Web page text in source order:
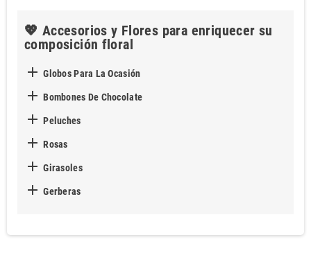
💖 Accesorios y Flores para enriquecer su
composición floral
 Globos Para La Ocasión
 Bombones De Chocolate
 Peluches
 Rosas
 Girasoles
 Gerberas